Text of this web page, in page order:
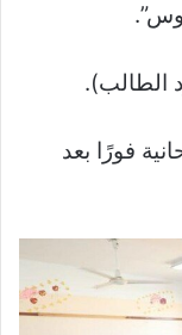
الطالب).
فورًا بعد